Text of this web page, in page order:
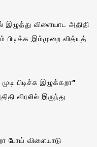
இழுத்து விளையாட அதிதி
இம்முறை வித்யுத்
பிடிச்சு இழுக்கறா”
விரலில் இருந்து
போய் விளையாடு